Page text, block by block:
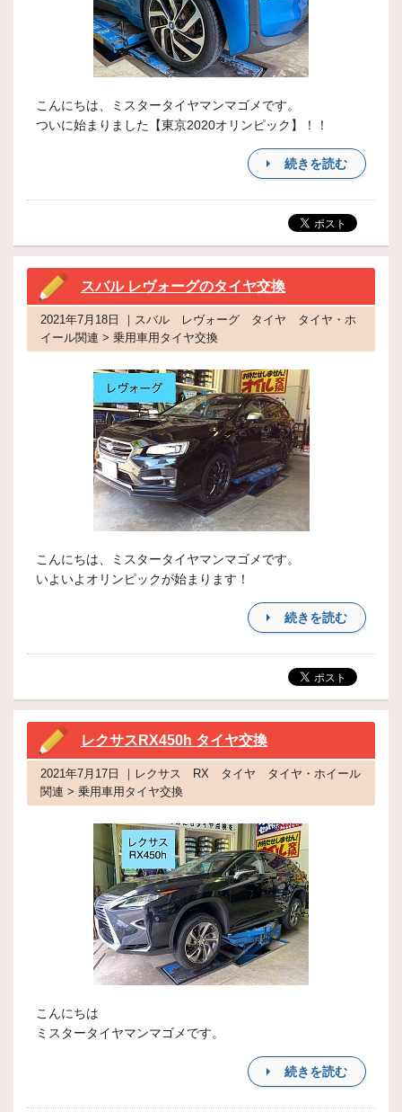
こんにちは、ミスタータイヤマンマゴメです。
ついに始まりました【東京2020オリンピック】！！
続きを読む
スバル レヴォーグのタイヤ交換
2021年7月18日 ｜スバル レヴォーグ タイヤ タイヤ・ホ
イール関連 > 乗用車用タイヤ交換
こんにちは、ミスタータイヤマンマゴメです。
いよいよオリンピックが始まります！
続きを読む
レクサスRX450h タイヤ交換
2021年7月17日 ｜レクサス RX タイヤ タイヤ・ホイール
関連 > 乗用車用タイヤ交換
こんにちは
ミスタータイヤマンマゴメです。
続きを読む